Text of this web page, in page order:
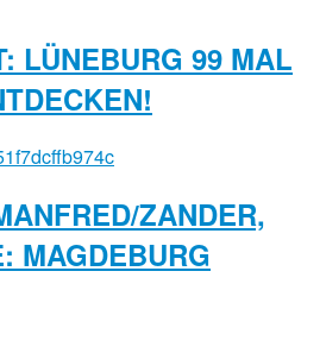
LÜNEBURG 99 MAL
ZANDER,
MAGDEBURG